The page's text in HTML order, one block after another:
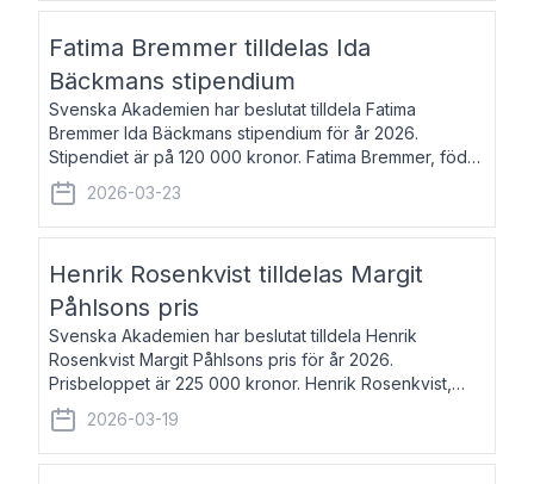
Fatima Bremmer tilldelas Ida
Bäckmans stipendium
Svenska Akademien har beslutat tilldela Fatima
Bremmer Ida Bäckmans stipendium för år 2026.
Stipendiet är på 120 000 kronor. Fatima Bremmer, född
1977, är journalist och författare. Hon utkom i fjol med
boken Ligan. Klarakvarterens blodsyst
2026-03-23
Henrik Rosenkvist tilldelas Margit
Påhlsons pris
Svenska Akademien har beslutat tilldela Henrik
Rosenkvist Margit Påhlsons pris för år 2026.
Prisbeloppet är 225 000 kronor. Henrik Rosenkvist,
född 1965, är professor i nordiska språk vid Göteborgs
universitet. Han disputerade 2004 på avhan
2026-03-19